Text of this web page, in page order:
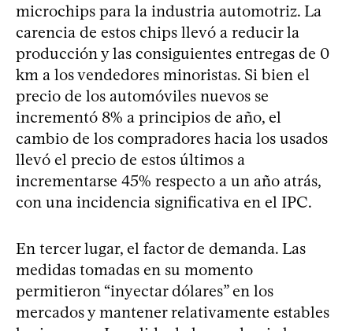
microchips para la industria automotriz. La
carencia de estos chips llevó a reducir la
producción y las consiguientes entregas de 0
km a los vendedores minoristas. Si bien el
precio de los automóviles nuevos se
incrementó 8% a principios de año, el
cambio de los compradores hacia los usados
llevó el precio de estos últimos a
incrementarse 45% respecto a un año atrás,
con una incidencia significativa en el IPC.
En tercer lugar, el factor de demanda. Las
medidas tomadas en su momento
permitieron “inyectar dólares” en los
mercados y mantener relativamente estables